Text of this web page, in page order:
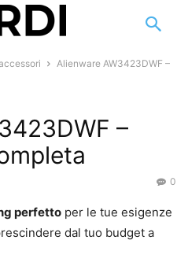
Alienware AW3423DWF –
–
0
perfetto per le tue esigenze
dal tuo budget a